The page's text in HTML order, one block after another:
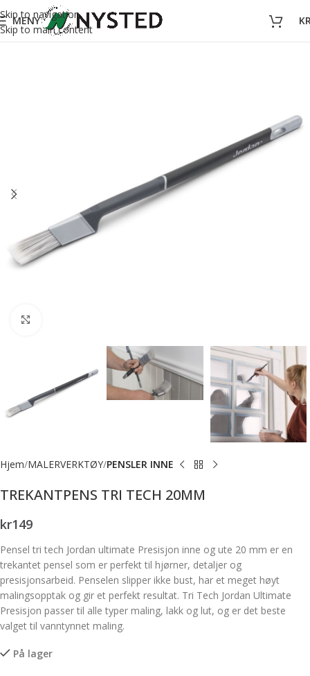
Skip to navigation
Skip to main content
MENY
Hjem MALERVERKTØY PENSLER INNE
TREKANTPENS TRI TECH 20MM
kr149
Pensel tri tech Jordan ultimate Presisjon inne og ute 20 mm er en
trekantet pensel som er perfekt til hjørner, detaljer og
presisjonsarbeid. Penselen slipper ikke bust, har et meget høyt
malingsopptak og gir et perfekt resultat. Tri Tech Jordan Ultimate
Presisjon passer til alle typer maling, lakk og lut, og er det beste
valget til vanntynnet maling.
På lager